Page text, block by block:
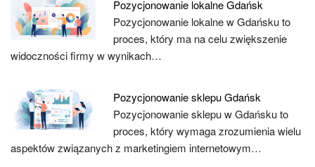
Pozycjonowanie lokalne Gdańsk
Pozycjonowanie lokalne w Gdańsku to
proces, który ma na celu zwiększenie
widoczności firmy w wynikach…
Pozycjonowanie sklepu Gdańsk
Pozycjonowanie sklepu w Gdańsku to
proces, który wymaga zrozumienia wielu
aspektów związanych z marketingiem internetowym…